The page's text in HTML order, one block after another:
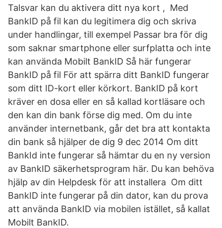
Talsvar kan du aktivera ditt nya kort , Med
BankID på fil kan du legitimera dig och skriva
under handlingar, till exempel Passar bra för dig
som saknar smartphone eller surfplatta och inte
kan använda Mobilt BankID Så här fungerar
BankID på fil För att spärra ditt BankID fungerar
som ditt ID-kort eller körkort. BankID på kort
kräver en dosa eller en så kallad kortläsare och
den kan din bank förse dig med. Om du inte
använder internetbank, går det bra att kontakta
din bank så hjälper de dig 9 dec 2014 Om ditt
BankId inte fungerar så hämtar du en ny version
av BankID säkerhetsprogram här. Du kan behöva
hjälp av din Helpdesk för att installera Om ditt
BankID inte fungerar på din dator, kan du prova
att använda BankID via mobilen istället, så kallat
Mobilt BankID.